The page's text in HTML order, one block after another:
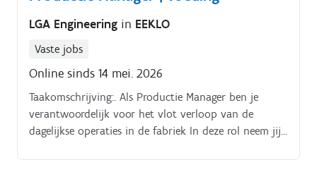
LGA Engineering in EEKLO
Vaste jobs
Online sinds 14 mei. 2026
Taakomschrijving:. Als Productie Manager ben je
verantwoordelijk voor het vlot verloop van de
dagelijkse operaties in de fabriek In deze rol neem jij
productieplanning, waarbij je zorgt dat mens en